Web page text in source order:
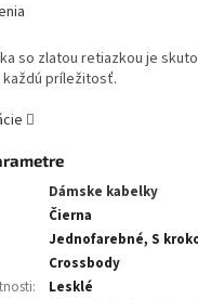
so zlatou retiazkou je
príležitosť.
Dámske kabelky
Čierna
Jednofarebné, S
Crossbody
:
Lesklé